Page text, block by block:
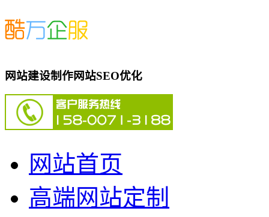
网站建设制作网站SEO优化
网站首页
高端网站定制